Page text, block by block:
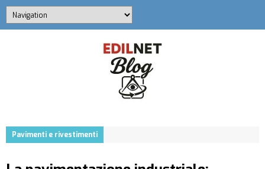
Pavimenti e rivestimenti